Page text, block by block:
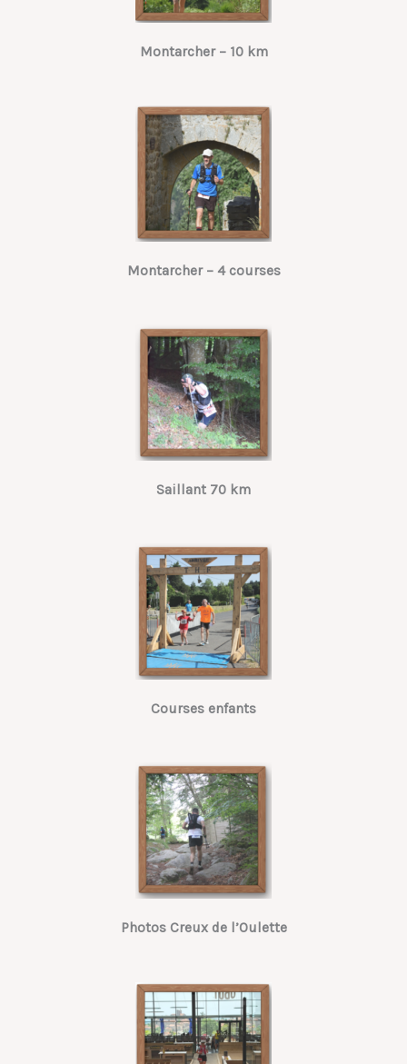
Montarcher – 10 km
Montarcher – 4 courses
Saillant 70 km
Courses enfants
Photos Creux de l’Oulette